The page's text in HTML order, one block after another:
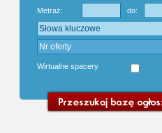
Metraż: do:
Wirtualne spacery